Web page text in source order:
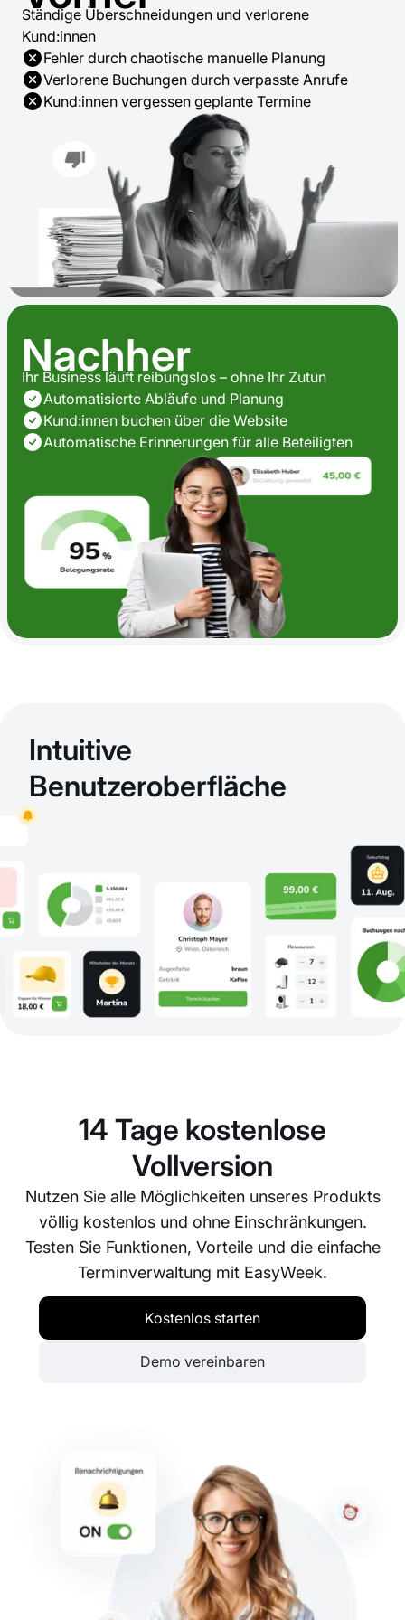
Ständige Überschneidungen und verlorene
Kund:innen
Fehler durch chaotische manuelle Planung
Verlorene Buchungen durch verpasste Anrufe
Kund:innen vergessen geplante Termine
Nachher
Ihr Business läuft reibungslos – ohne Ihr Zutun
Automatisierte Abläufe und Planung
Kund:innen buchen über die Website
Automatische Erinnerungen für alle Beteiligten
Intuitive
Benutzeroberfläche
14 Tage kostenlose
Vollversion
Nutzen Sie alle Möglichkeiten unseres Produkts
völlig kostenlos und ohne Einschränkungen.
Testen Sie Funktionen, Vorteile und die einfache
Terminverwaltung mit EasyWeek.
Kostenlos starten
Demo vereinbaren